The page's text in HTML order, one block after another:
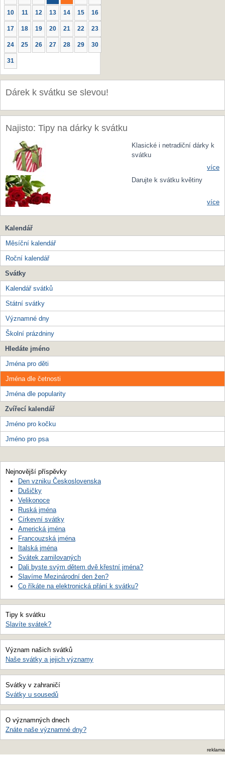
10 11 12 13 14 15 16
17 18 19 20 21 22 23
24 25 26 27 28 29 30
31
Dárek k svátku se slevou!
Najisto: Tipy na dárky k svátku
Klasické i netradiční dárky k
svátku
více
Darujte k svátku květiny
více
Kalendář
Měsíční kalendář
Roční kalendář
Svátky
Kalendář svátků
Státní svátky
Významné dny
Školní prázdniny
Hledáte jméno
Jména pro děti
Jména dle četnosti
Jména dle popularity
Zvířecí kalendář
Jméno pro kočku
Jméno pro psa
Nejnovější příspěvky
Den vzniku Československa
Dušičky
Velikonoce
Ruská jména
Církevní svátky
Americká jména
Francouzská jména
Italská jména
Svátek zamilovaných
Dali byste svým dětem dvě křestní jména?
Slavíme Mezinárodní den žen?
Co říkáte na elektronická přání k svátku?
Tipy k svátku
Slavíte svátek?
Význam našich svátků
Naše svátky a jejich významy
Svátky v zahraničí
Svátky u sousedů
O významných dnech
Znáte naše významné dny?
reklama